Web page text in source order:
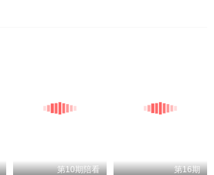
第10期陪看 第16期